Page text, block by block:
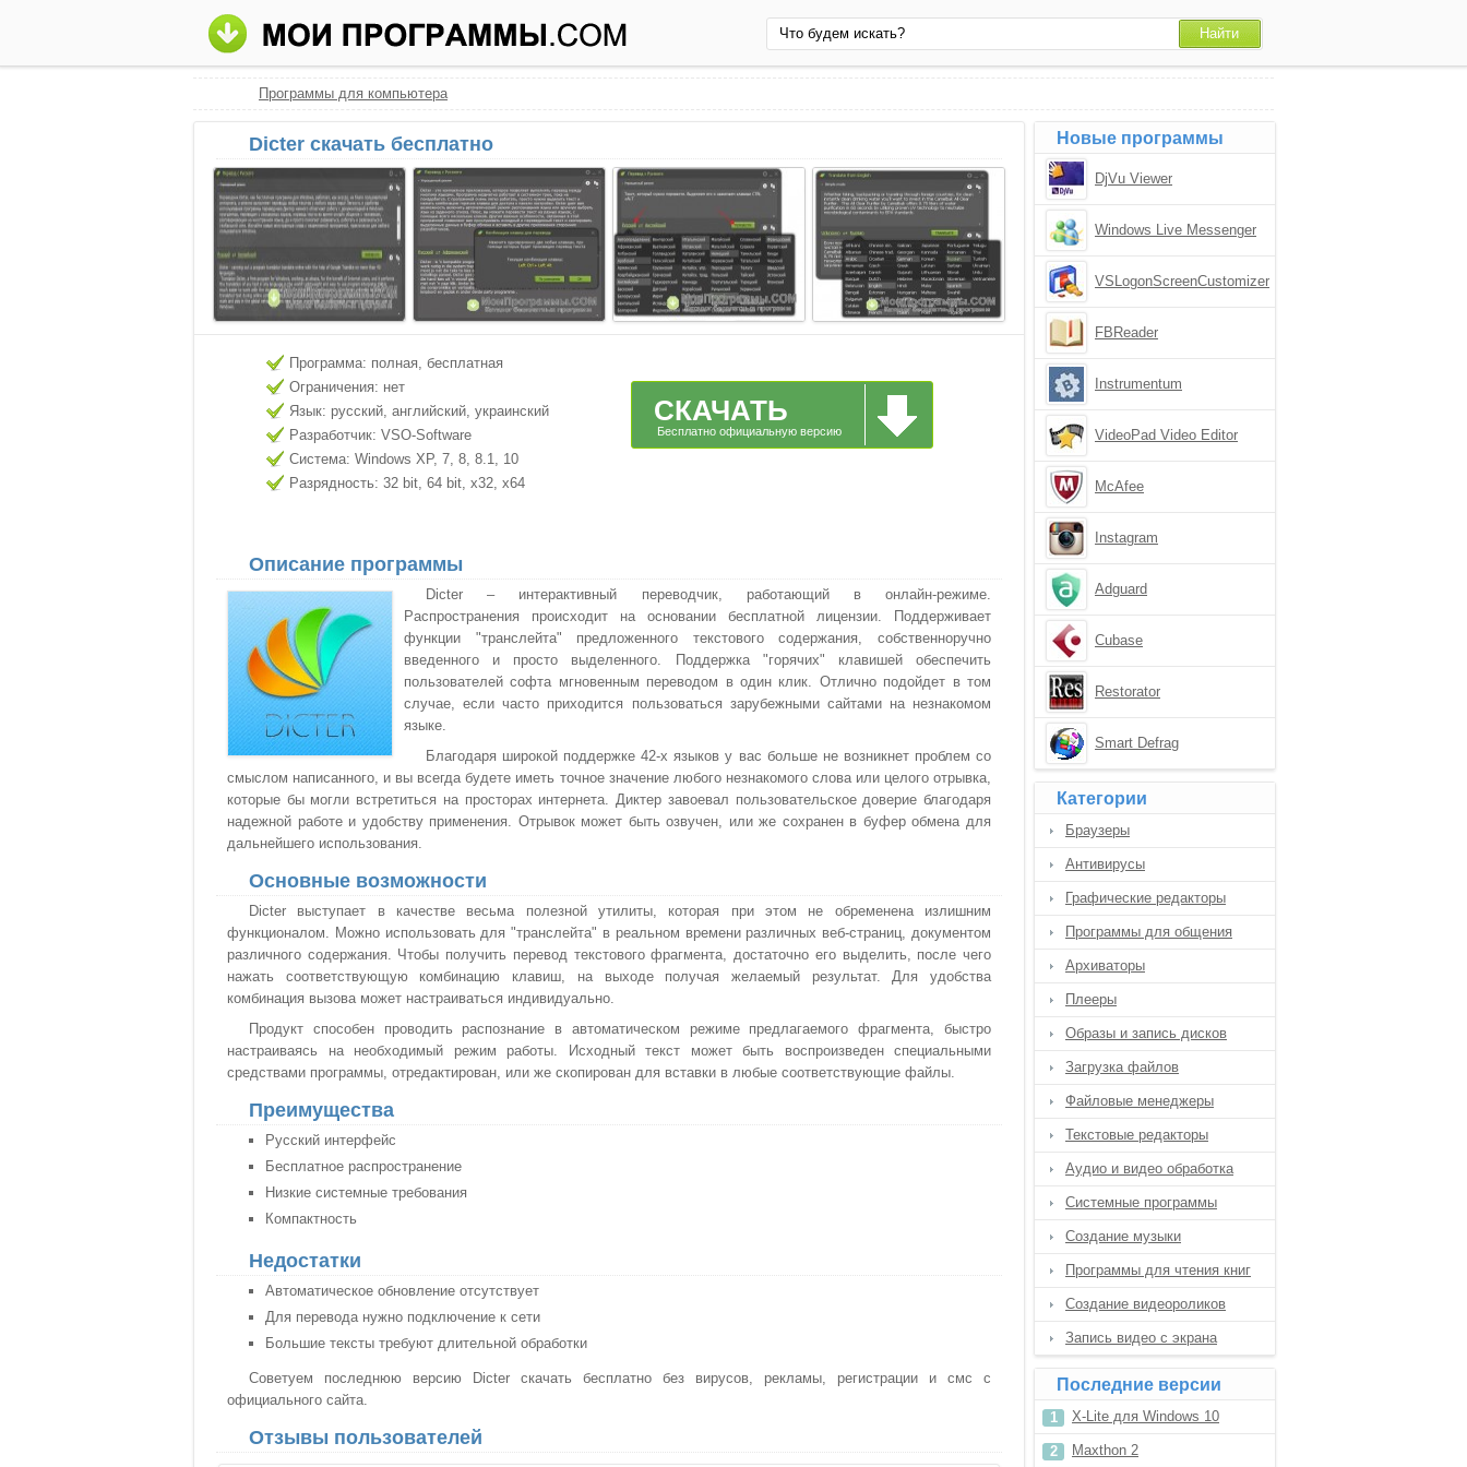
Программы для компьютера
Dicter скачать бесплатно
Программа: полная, бесплатная
Ограничения: нет
Язык: русский, английский, украинский
Разработчик: VSO-Software
Система: Windows XP, 7, 8, 8.1, 10
Разрядность: 32 bit, 64 bit, x32, x64
СКАЧАТЬ
Бесплатно официальную версию
Описание программы
Dicter – интерактивный переводчик, работающий в онлайн-режиме.
Распространения происходит на основании бесплатной лицензии. Поддерживает
функции "транслейта" предложенного текстового содержания, собственноручно
введенного и просто выделенного. Поддержка "горячих" клавишей обеспечить
пользователей софта мгновенным переводом в один клик. Отлично подойдет в том
случае, если часто приходится пользоваться зарубежными сайтами на незнакомом
языке.
Благодаря широкой поддержке 42-х языков у вас больше не возникнет проблем со
смыслом написанного, и вы всегда будете иметь точное значение любого незнакомого слова или целого отрывка,
которые бы могли встретиться на просторах интернета. Диктер завоевал пользовательское доверие благодаря
надежной работе и удобству применения. Отрывок может быть озвучен, или же сохранен в буфер обмена для
дальнейшего использования.
Основные возможности
Dicter выступает в качестве весьма полезной утилиты, которая при этом не обременена излишним
функционалом. Можно использовать для "транслейта" в реальном времени различных веб-страниц, документом
различного содержания. Чтобы получить перевод текстового фрагмента, достаточно его выделить, после чего
нажать соответствующую комбинацию клавиш, на выходе получая желаемый результат. Для удобства
комбинация вызова может настраиваться индивидуально.
Продукт способен проводить распознание в автоматическом режиме предлагаемого фрагмента, быстро
настраиваясь на необходимый режим работы. Исходный текст может быть воспроизведен специальными
средствами программы, отредактирован, или же скопирован для вставки в любые соответствующие файлы.
Преимущества
Русский интерфейс
Бесплатное распространение
Низкие системные требования
Компактность
Недостатки
Автоматическое обновление отсутствует
Для перевода нужно подключение к сети
Большие тексты требуют длительной обработки
Советуем последнюю версию Dicter скачать бесплатно без вирусов, рекламы, регистрации и смс с
официального сайта.
Отзывы пользователей
Новые программы
DjVu Viewer
Windows Live Messenger
VSLogonScreenCustomizer
FBReader
Instrumentum
VideoPad Video Editor
McAfee
Instagram
Adguard
Cubase
Restorator
Smart Defrag
Категории
Браузеры
Антивирусы
Графические редакторы
Программы для общения
Архиваторы
Плееры
Образы и запись дисков
Загрузка файлов
Файловые менеджеры
Текстовые редакторы
Аудио и видео обработка
Системные программы
Создание музыки
Программы для чтения книг
Создание видеороликов
Запись видео с экрана
Последние версии
X-Lite для Windows 10
Maxthon 2